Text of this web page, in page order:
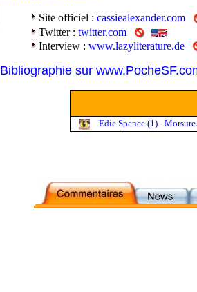
Site officiel : cassiealexander.com
Twitter : twitter.com
Interview : www.lazyliterature.de
Bibliographie sur
Edie Spence (1) -